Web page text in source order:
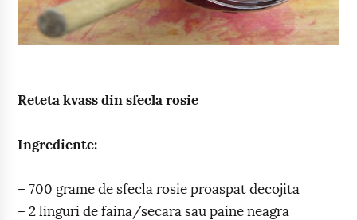
Reteta kvass din sfecla rosie
Ingrediente:
– 700 grame de sfecla rosie proaspat decojita
– 2 linguri de faina/secara sau paine neagra